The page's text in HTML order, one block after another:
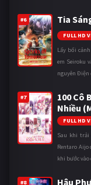
#6 Tia
FULL HD
Lấy bối
em Seiroku
nguyên Điện
#7
100 Cô
Nhiều
FULL HD
Sau khi
Rentaro
khi bước vào
#8
Hậu